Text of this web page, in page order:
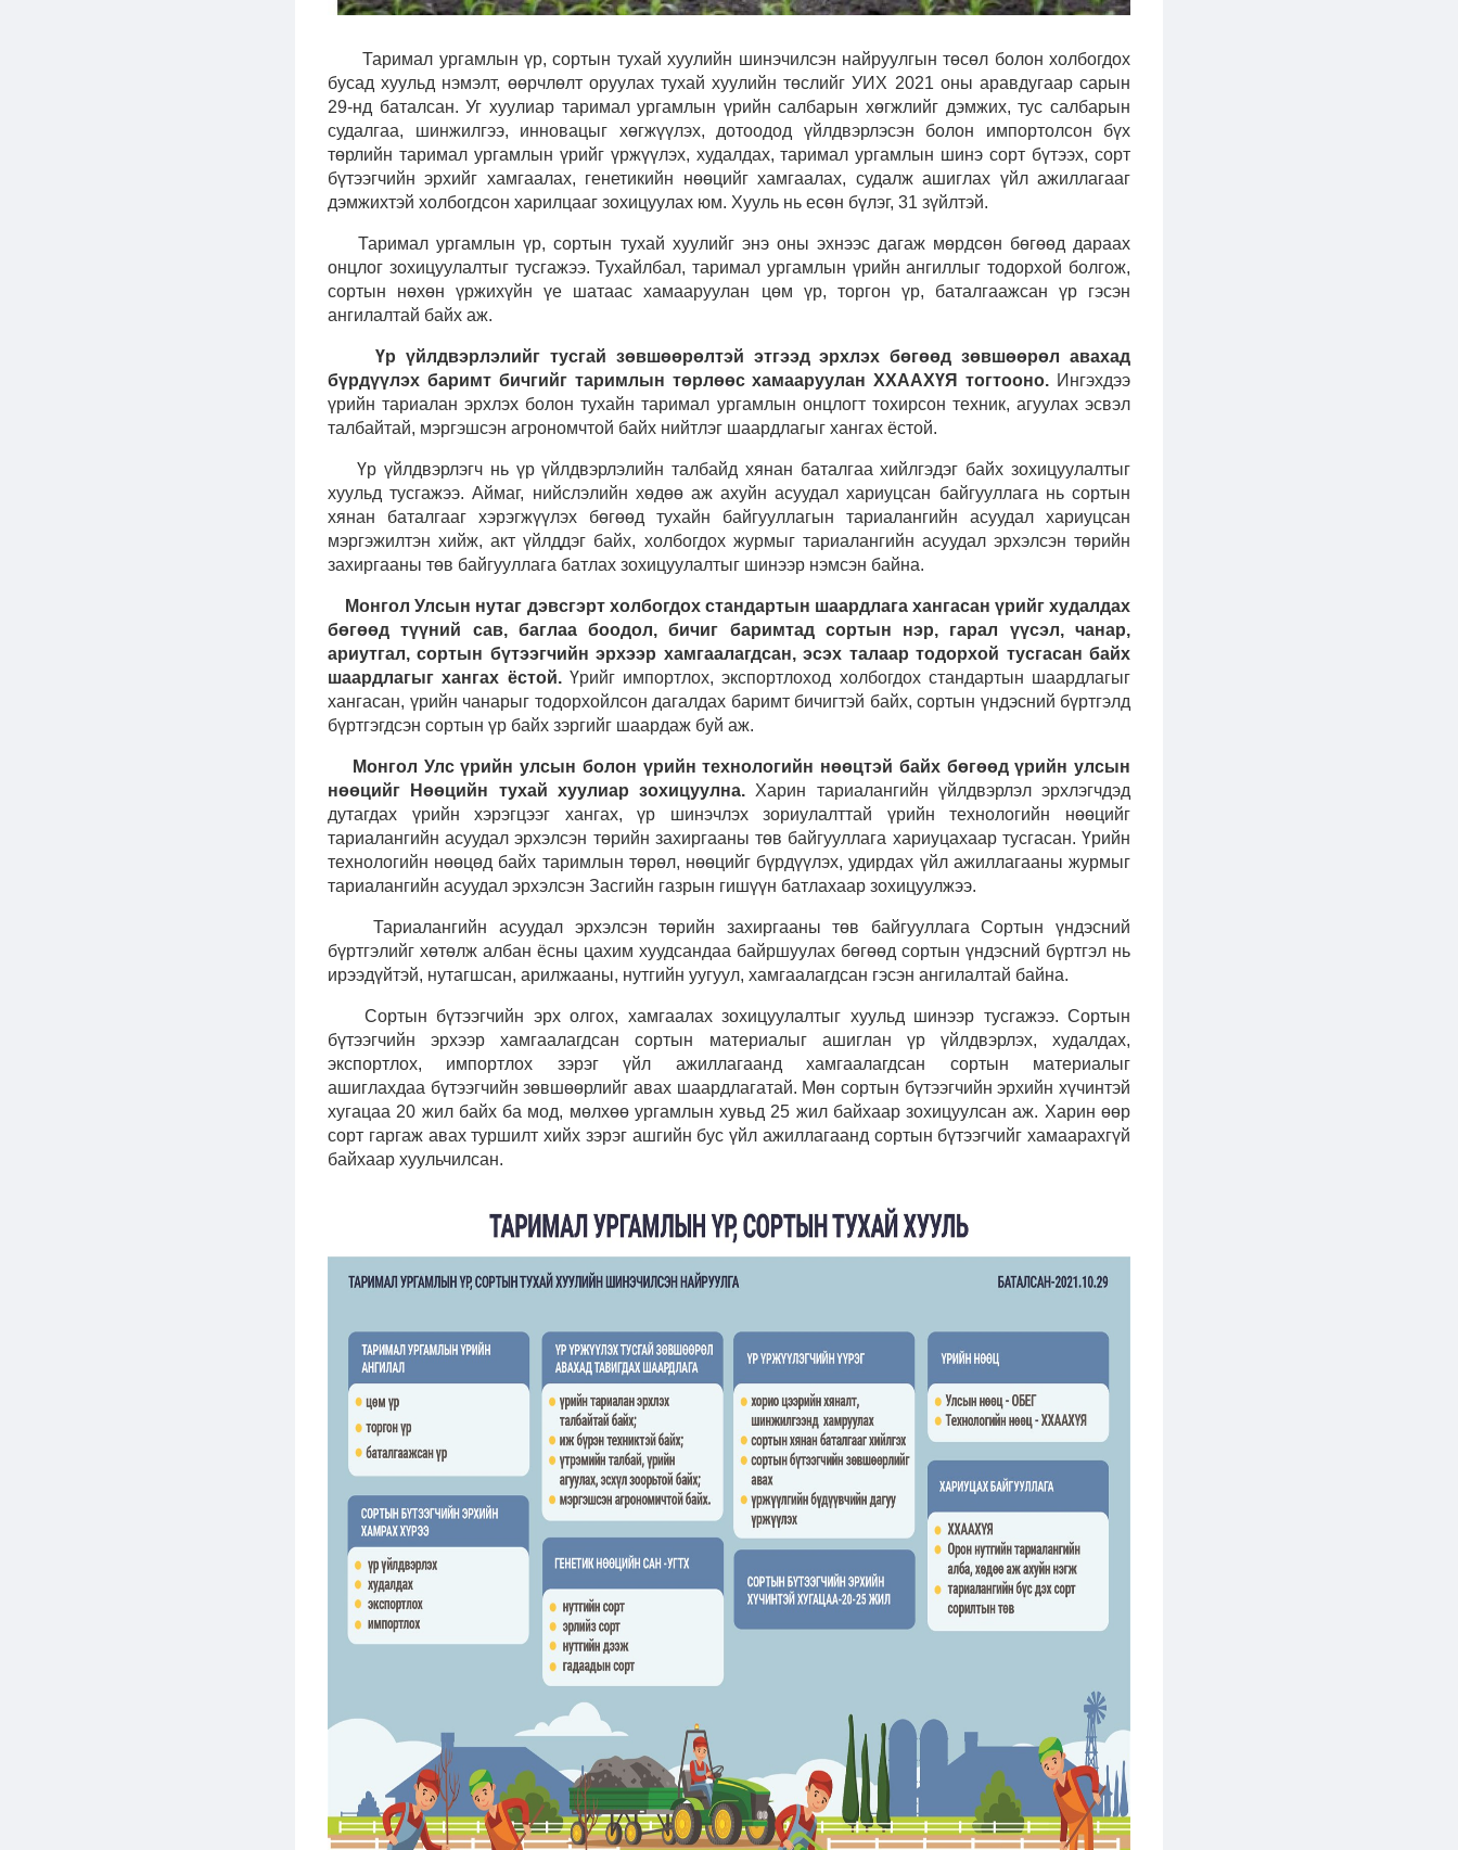
Таримал ургамлын үр, сортын тухай хуулийн шинэчилсэн найруулгын төсөл болон холбогдох
бусад хуульд нэмэлт, өөрчлөлт оруулах тухай хуулийн төслийг УИХ 2021 оны аравдугаар сарын
29-нд баталсан.Уг хуулиар таримал ургамлын үрийн салбарын хөгжлийг дэмжих, тус салбарын
судалгаа, шинжилгээ, инновацыг хөгжүүлэх, дотоодод үйлдвэрлэсэн болон импортолсон бүх
төрлийн таримал ургамлын үрийг үржүүлэх, худалдах, таримал ургамлын шинэ сорт бүтээх, сорт
бүтээгчийн эрхийг хамгаалах, генетикийн нөөцийг хамгаалах, судалж ашиглах үйл ажиллагааг
дэмжихтэй холбогдсон харилцааг зохицуулах юм. Хууль нь есөн бүлэг, 31 зүйлтэй.
Таримал ургамлын үр, сортын тухай хуулийг энэ оны эхнээсдагаж мөрдсөн бөгөөд дараах
онцлог зохицуулалтыг тусгажээ. Тухайлбал, таримал ургамлын үрийн ангиллыг тодорхой болгож,
сортын нөхөн үржихүйн үе шатаас хамааруулан цөм үр, торгон үр, баталгаажсан үр гэсэн
ангилалтай байх аж.
Үр үйлдвэрлэлийг тусгай зөвшөөрөлтэй этгээд эрхлэх бөгөөд зөвшөөрөл авахад
бүрдүүлэх баримт бичгийг таримлын төрлөөс хамааруулан ХХААХҮЯ тогтооно. Ингэхдээ
үрийн тариалан эрхлэх болон тухайн таримал ургамлын онцлогт тохирсон техник, агуулах эсвэл
талбайтай, мэргэшсэн агрономчтой байх нийтлэг шаардлагыг хангах ёстой.
Үр үйлдвэрлэгч нь үр үйлдвэрлэлийн талбайд хянан баталгаа хийлгэдэг байх зохицуулалтыг
хуульд тусгажээ. Аймаг, нийслэлийн хөдөө аж ахуйн асуудал хариуцсан байгууллага нь сортын
хянан баталгааг хэрэгжүүлэх бөгөөд тухайн байгууллагын тариалангийн асуудал хариуцсан
мэргэжилтэн хийж, акт үйлддэг байх, холбогдох журмыг тариалангийн асуудал эрхэлсэн төрийн
захиргааны төв байгууллага батлах зохицуулалтыг шинээр нэмсэн байна.
Монгол Улсын нутаг дэвсгэрт холбогдох стандартын шаардлага хангасан үрийг худалдах
бөгөөд түүний сав, баглаа боодол, бичиг баримтад сортын нэр, гарал үүсэл, чанар,
ариутгал, сортын бүтээгчийн эрхээр хамгаалагдсан, эсэх талаар тодорхой тусгасан байх
шаардлагыг хангах ёстой. Үрийг импортлох, экспортлоход холбогдох стандартын шаардлагыг
хангасан, үрийн чанарыг тодорхойлсон дагалдах баримт бичигтэй байх, сортын үндэсний бүртгэлд
бүртгэгдсэн сортын үр байх зэргийг шаардаж буй аж.
Монгол Улс үрийн улсын болон үрийн технологийн нөөцтэй байх бөгөөд үрийн улсын
нөөцийг Нөөцийн тухай хуулиар зохицуулна. Харин тариалангийн үйлдвэрлэл эрхлэгчдэд
дутагдах үрийн хэрэгцээг хангах, үр шинэчлэх зориулалттай үрийн технологийн нөөцийг
тариалангийн асуудал эрхэлсэн төрийн захиргааны төв байгууллага хариуцахаар тусгасан. Үрийн
технологийн нөөцөд байх таримлын төрөл, нөөцийг бүрдүүлэх, удирдах үйл ажиллагааны журмыг
тариалангийн асуудал эрхэлсэн Засгийн газрын гишүүн батлахаар зохицуулжээ.
Тариалангийн асуудал эрхэлсэн төрийн захиргааны төв байгууллага Сортын үндэсний
бүртгэлийг хөтөлж албан ёсны цахим хуудсандаа байршуулах бөгөөд сортын үндэсний бүртгэл нь
ирээдүйтэй, нутагшсан, арилжааны, нутгийн уугуул, хамгаалагдсан гэсэн ангилалтай байна.
Сортын бүтээгчийн эрх олгох, хамгаалах зохицуулалтыг хуульд шинээр тусгажээ. Сортын
бүтээгчийн эрхээр хамгаалагдсан сортын материалыг ашиглан үр үйлдвэрлэх, худалдах,
экспортлох, импортлох зэрэг үйл ажиллагаанд хамгаалагдсан сортын материалыг
ашиглахдаа бүтээгчийн зөвшөөрлийг авах шаардлагатай. Мөн сортын бүтээгчийн эрхийн хүчинтэй
хугацаа 20 жил байх ба мод, мөлхөө ургамлын хувьд 25 жил байхаар зохицуулсан аж. Харин өөр
сорт гаргаж авах туршилт хийх зэрэг ашгийн бус үйл ажиллагаанд сортын бүтээгчийг хамаарахгүй
байхаар хуульчилсан.